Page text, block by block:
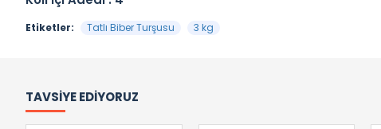
Etiketler: Tatlı Biber Turşusu 3 kg
TAVSIYE EDIYORUZ